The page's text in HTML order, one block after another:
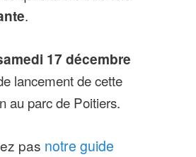
.
17 décembre
lancement de cette
au parc de Poitiers.
pas notre guide